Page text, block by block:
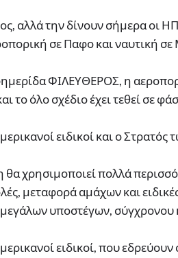
αλλά την δίνουν σήμερα οι
σε Παφο και ναυτική σε
ΦΙΛΕΥΘΕΡΟΣ, η
το όλο σχέδιο έχει τεθεί σε
ειδικοί και ο
χρησιμοποιεί πολλά
μεταφορά αμάχων και
υποστέγων, σύγχρονου
ειδικοί, που